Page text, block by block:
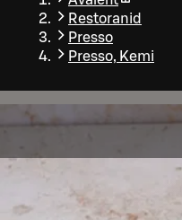
Restoranid
Presso
Presso, Kemi